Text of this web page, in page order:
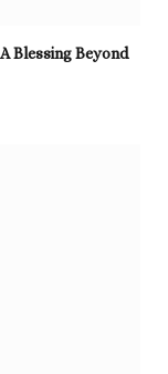
Blessing Beyond